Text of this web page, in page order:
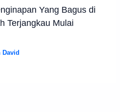
Yang Bagus di
Terjangkau Mulai
David